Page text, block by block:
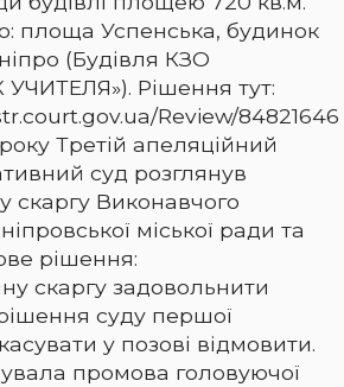
площа Успенська, будинок
(Будівля КЗО
Рішення тут:
Review/84821646
Третій апеляційний
суд розглянув
скаргу Виконавчого
міської ради та
рішення:
скаргу задовольнити
суду першої
у позові відмовити.
промова головуючої